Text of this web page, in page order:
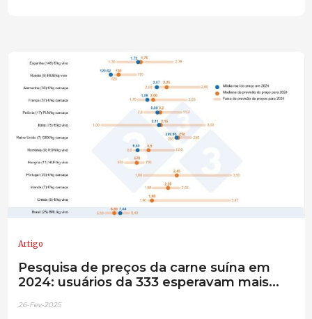
Artigo
Pesquisa de preços da carne suína em
2024: usuários da 333 esperavam mais...
26-Fev-2025